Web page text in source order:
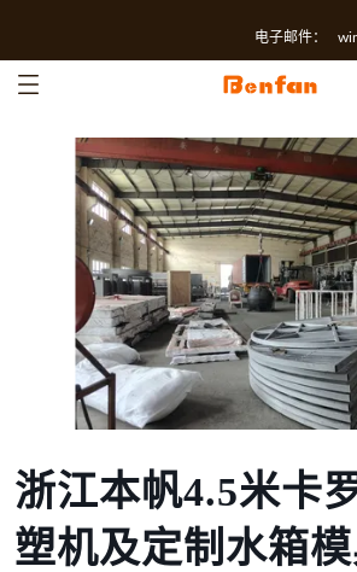
电子邮件：
浙江本帆4.5米卡
塑机及定制水箱